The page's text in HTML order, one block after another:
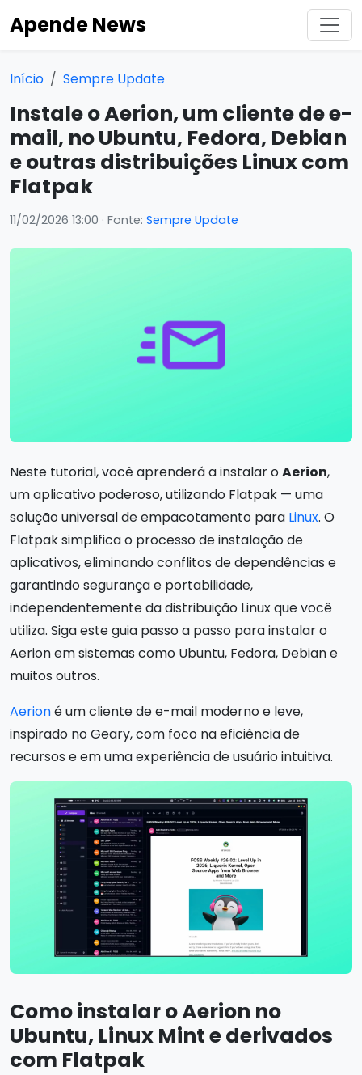
Apende News
Início Sempre Update
Instale o Aerion, um cliente de e-
mail, no Ubuntu, Fedora, Debian
e outras distribuições Linux com
Flatpak
11/02/2026 13:00 · Fonte: Sempre Update
Neste tutorial, você aprenderá a instalar oAerion,
um aplicativo poderoso, utilizando Flatpak — uma
solução universal de empacotamento para Linux. O
Flatpak simplifica o processo de instalação de
aplicativos, eliminando conflitos de dependências e
garantindo segurança e portabilidade,
independentemente da distribuição Linux que você
utiliza. Siga este guia passo a passo para instalar o
Aerion em sistemas como Ubuntu, Fedora, Debian e
muitos outros.
Aerioné um cliente de e-mail moderno e leve,
inspirado no Geary, com foco na eficiência de
recursos e em uma experiência de usuário intuitiva.
Como instalar o Aerion no
Ubuntu, Linux Mint e derivados
com Flatpak